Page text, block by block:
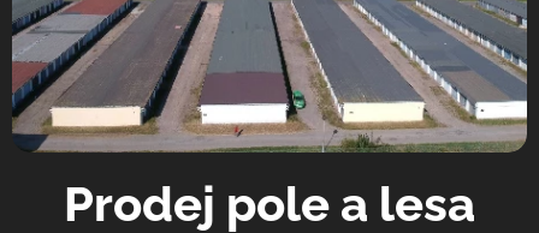
Prodej pole a lesa